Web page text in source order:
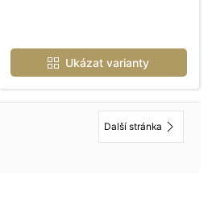
Ukázat varianty
Další stránka